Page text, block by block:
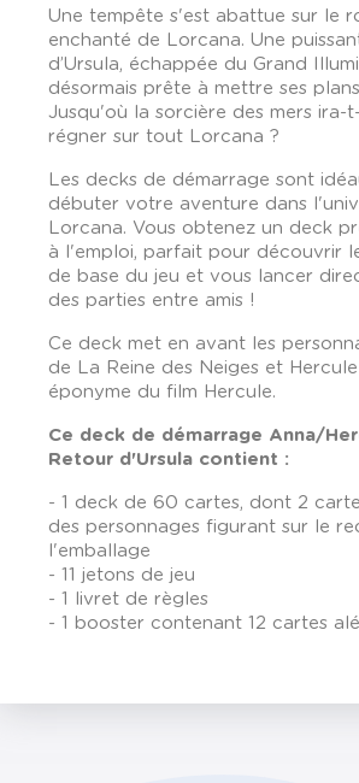
Une tempête s'est abattue sur le
enchanté de Lorcana. Une
d’Ursula, échappée du Grand
désormais prête à mettre ses
Jusqu'où la sorcière des mers ira-
régner sur tout Lorcana ?
Les decks de démarrage sont
débuter votre aventure dans
Lorcana. Vous obtenez un deck
à l'emploi, parfait pour découvrir
de base du jeu et vous lancer
des parties entre amis !
Ce deck met en avant les
de La Reine des Neiges et
éponyme du film Hercule.
Ce deck de démarrage Anna/
Retour d'Ursula contient :
- 1 deck de 60 cartes, dont 2
des personnages figurant sur le
l'emballage
- 11 jetons de jeu
- 1 livret de règles
- 1 booster contenant 12 cartes